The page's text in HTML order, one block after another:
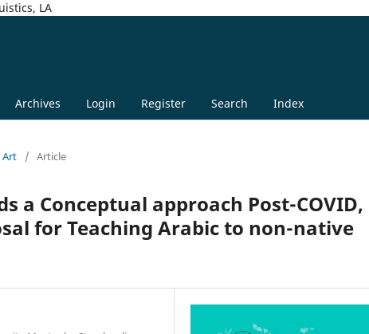
LA
Archives Login Register Search Index
Art / Article
a Conceptual approach Post-COVID,
for Teaching Arabic to non-native